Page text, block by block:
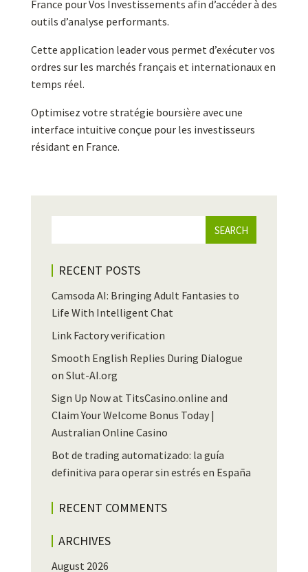
France pour Vos Investissements afin d’accéder à des
outils d’analyse performants.
Cette application leader vous permet d’exécuter vos
ordres sur les marchés français et internationaux en
temps réel.
Optimisez votre stratégie boursière avec une
interface intuitive conçue pour les investisseurs
résidant en France.
RECENT POSTS
Camsoda AI: Bringing Adult Fantasies to
Life With Intelligent Chat
Link Factory verification
Smooth English Replies During Dialogue
on Slut-AI.org
Sign Up Now at TitsCasino.online and
Claim Your Welcome Bonus Today |
Australian Online Casino
Bot de trading automatizado: la guía
definitiva para operar sin estrés en España
RECENT COMMENTS
ARCHIVES
August 2026